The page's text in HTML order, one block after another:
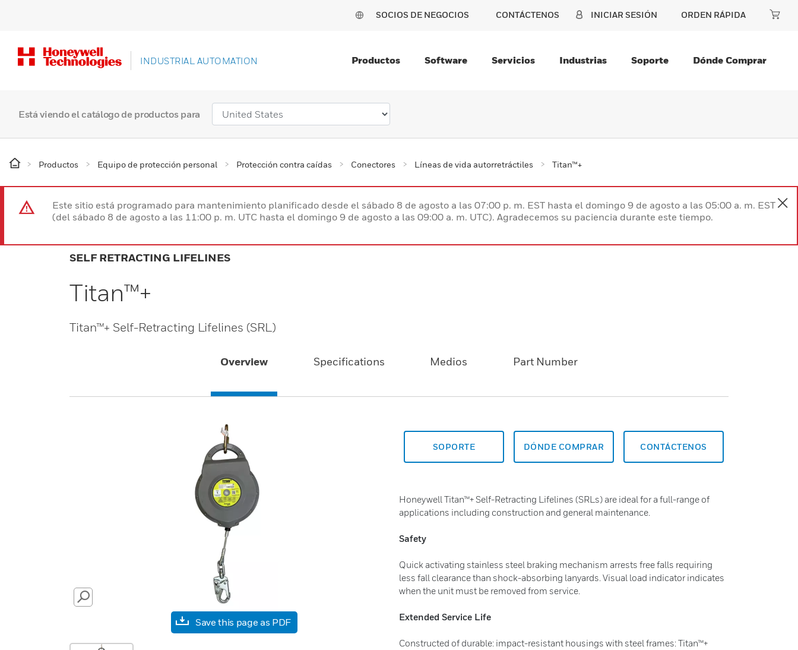
SOCIOS DE NEGOCIOS CONTÁCTENOS INICIAR SESIÓN ORDEN RÁPIDA
INDUSTRIAL AUTOMATION Productos Software Servicios Industrias Soporte Dónde Comprar
Está viendo el catálogo de productos para
Productos Equipo de protección personal Protección contra caídas Conectores Líneas de vida autorretráctiles Titan™+
Este sitio está programado para mantenimiento planificado desde el sábado 8 de agosto a las 07:00 p. m. EST hasta el domingo 9 de agosto a las 05:00 a. m. EST
(del sábado 8 de agosto a las 11:00 p. m. UTC hasta el domingo 9 de agosto a las 09:00 a. m. UTC). Agradecemos su paciencia durante este tiempo.
SELF RETRACTING LIFELINES
Titan™+
Titan™+ Self-Retracting Lifelines (SRL)
Overview Specifications Medios Part Number
SEARCH
Save this page as PDF
SOPORTE DÓNDE COMPRAR CONTÁCTENOS
Honeywell Titan™+ Self-Retracting Lifelines (SRLs) are ideal for a full-range of
applications including construction and general maintenance.
Safety
Quick activating stainless steel braking mechanism arrests free falls requiring
less fall clearance than shock-absorbing lanyards. Visual load indicator indicates
when the unit must be removed from service.
Extended Service Life
Constructed of durable: impact-resistant housings with steel frames: Titan™+